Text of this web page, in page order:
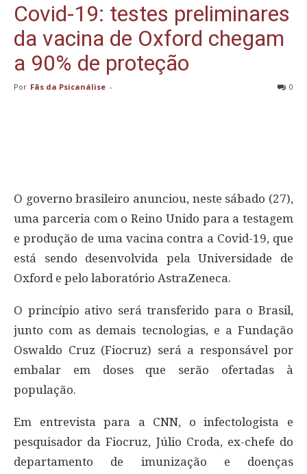
Covid-19: testes preliminares
da vacina de Oxford chegam
a 90% de proteção
Por Fãs da Psicanálise - 0
O governo brasileiro anunciou, neste sábado (27),
uma parceria com o Reino Unido para a testagem
e produção de uma vacina contra a Covid-19, que
está sendo desenvolvida pela Universidade de
Oxford e pelo laboratório AstraZeneca.
O princípio ativo será transferido para o Brasil,
junto com as demais tecnologias, e a Fundação
Oswaldo Cruz (Fiocruz) será a responsável por
embalar em doses que serão ofertadas à
população.
Em entrevista para a CNN, o infectologista e
pesquisador da Fiocruz, Júlio Croda, ex-chefe do
departamento de imunização e doenças